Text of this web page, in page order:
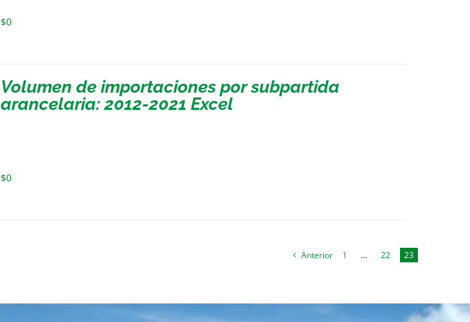
$0
Volumen de importaciones por subpartida
arancelaria: 2012-2021 Excel
$0
Anterior 1 … 22 23